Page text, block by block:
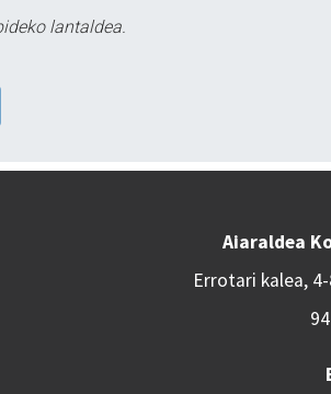
lantaldea.
Aiaraldea
Errotari kalea,